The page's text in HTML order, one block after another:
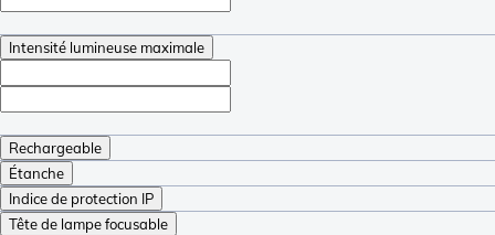
Intensité lumineuse maximale
Rechargeable
Étanche
Indice de protection IP
Tête de lampe focusable